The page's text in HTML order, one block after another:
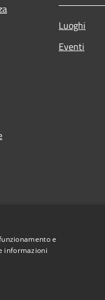
Luoghi
Eventi
e
informazioni